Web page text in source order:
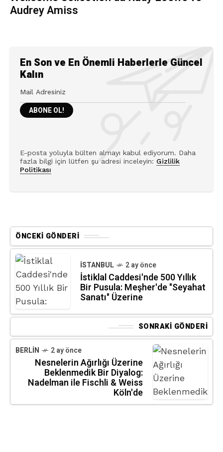
Audrey Amiss
En Son ve En Önemli Haberlerle Güncel
Kalın
E-posta yoluyla bülten almayı kabul ediyorum. Daha
fazla bilgi için lütfen şu adresi inceleyin: Gizlilik
Politikası
ÖNCEKI GÖNDERI
İSTANBUL 2 ay önce
İstiklal Caddesi'nde 500 Yıllık
Bir Pusula: Meşher'de "Seyahat
Sanatı" Üzerine
SONRAKI GÖNDERI
BERLIN 2 ay önce
Nesnelerin Ağırlığı Üzerine
Beklenmedik Bir Diyalog:
Nadelman ile Fischli & Weiss
Köln'de